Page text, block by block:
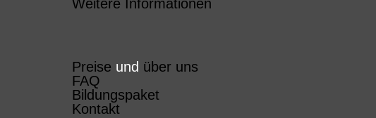
Weitere Informationen
Preise und über uns
FAQ
Bildungspaket
Kontakt